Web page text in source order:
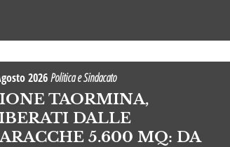
2026Politica e Sindacato
TAORMINA,
DALLE
5.600 MQ: DA